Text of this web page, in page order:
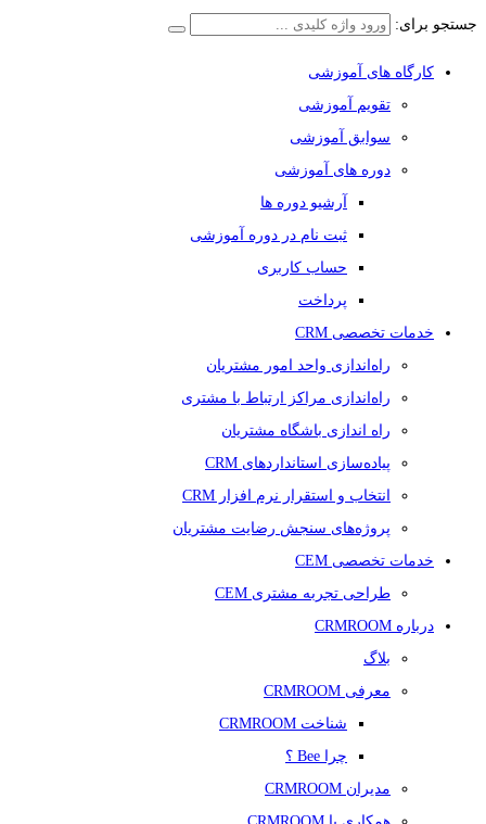
جستجو برای:
کارگاه های آموزشی
تقویم آموزشی
سوابق آموزشی
دوره های آموزشی
آرشیو دوره ها
ثبت نام در دوره آموزشی
حساب کاربری
پرداخت
خدمات تخصصی CRM
راه‌اندازی واحد امور مشتریان
راه‌اندازی مراکز ارتباط با مشتری
راه اندازی باشگاه مشتریان
پیاده‌سازی استانداردهای CRM
انتخاب و استقرار نرم افزار CRM
پروژه‌های سنجش رضایت مشتریان
خدمات تخصصی CEM
طراحی تجربه مشتری CEM
درباره CRMROOM
بلاگ
معرفی CRMROOM
شناخت CRMROOM
چرا Bee ؟
مدیران CRMROOM